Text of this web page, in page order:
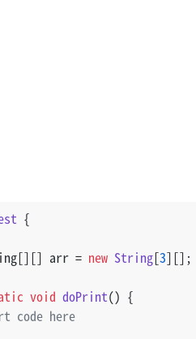
{
arr = new String[3][];
void doPrint() {
code here